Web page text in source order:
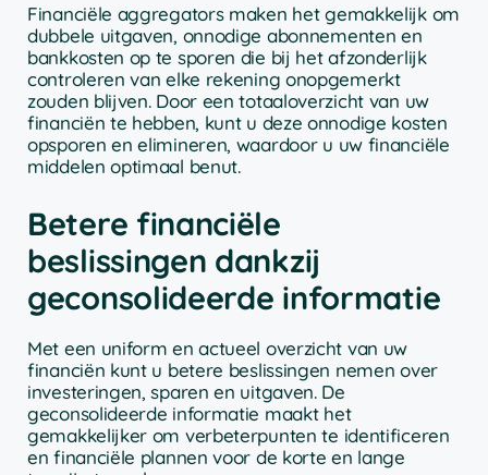
Financiële aggregators maken het gemakkelijk om
dubbele uitgaven, onnodige abonnementen en
bankkosten op te sporen die bij het afzonderlijk
controleren van elke rekening onopgemerkt
zouden blijven. Door een totaaloverzicht van uw
financiën te hebben, kunt u deze onnodige kosten
opsporen en elimineren, waardoor u uw financiële
middelen optimaal benut.
Betere financiële
beslissingen dankzij
geconsolideerde informatie
Met een uniform en actueel overzicht van uw
financiën kunt u betere beslissingen nemen over
investeringen, sparen en uitgaven. De
geconsolideerde informatie maakt het
gemakkelijker om verbeterpunten te identificeren
en financiële plannen voor de korte en lange